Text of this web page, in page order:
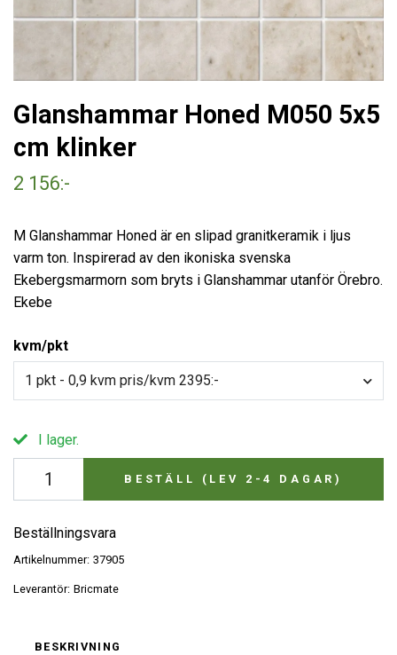
Glanshammar Honed M050 5x5
cm klinker
2 156:-
M Glanshammar Honed är en slipad granitkeramik i ljus
varm ton. Inspirerad av den ikoniska svenska
Ekebergsmarmorn som bryts i Glanshammar utanför Örebro.
Ekebe
kvm/pkt
1 pkt - 0,9 kvm pris/kvm 2395:-
I lager.
BESTÄLL (LEV 2-4 DAGAR)
Beställningsvara
Artikelnummer: 37905
Leverantör: Bricmate
BESKRIVNING